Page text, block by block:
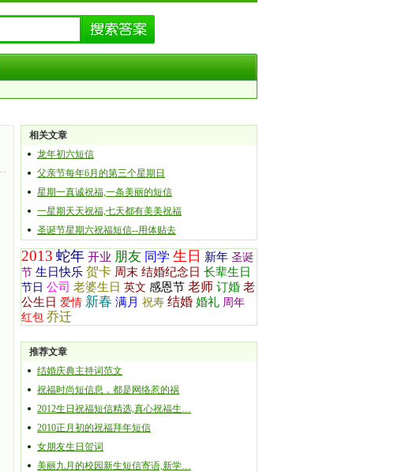
相关文章
龙年初六短信
父亲节每年6月的第三个星期日
星期一真诚祝福,一条美丽的短信
一星期天天祝福,七天都有美美祝福
圣诞节星期六祝福短信--用体贴去
2013 蛇年 开业 朋友 同学 生日 新年 圣诞
节 生日快乐 贺卡 周末 结婚纪念日 长辈生日
节日 公司 老婆生日 英文 感恩节 老师 订婚 老
公生日 爱情 新春 满月 祝寿 结婚 婚礼 周年
红包 乔迁
推荐文章
结婚庆典主持词范文
祝福时尚短信息，都是网络惹的祸
2012生日祝福短信精选,真心祝福生…
2010正月初的祝福拜年短信
女朋友生日贺词
美丽九月的校园新生短信寄语,新学…